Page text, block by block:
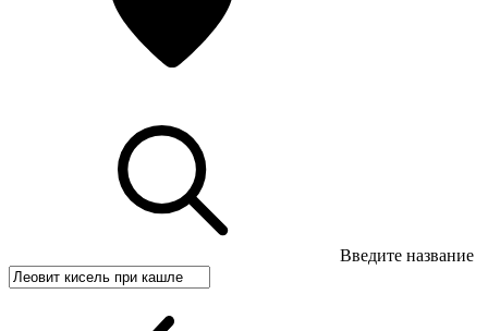
Введите название